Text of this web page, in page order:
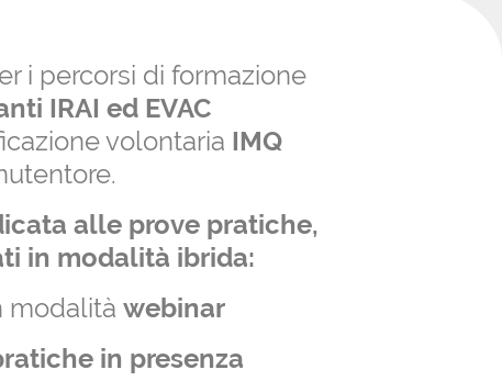
i percorsi di formazione
IRAI ed EVAC
volontaria IMQ
alle prove pratiche,
in modalità ibrida:
modalità webinar
in presenza